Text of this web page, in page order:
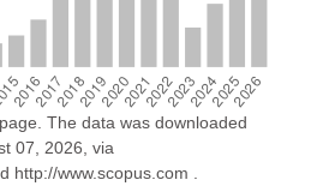
The data was downloaded
07, 2026, via
http://www.scopus.com .